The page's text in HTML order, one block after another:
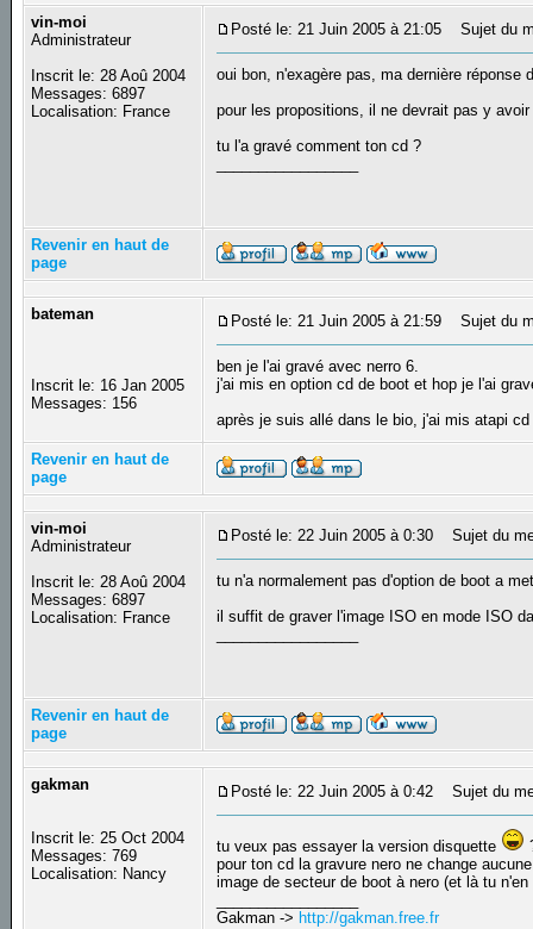
vin-moi
Administrateur
Inscrit le: 28 Aoû 2004
Messages: 6897
Localisation: France
Posté le: 21 Juin 2005 à 21:05 Sujet du
oui bon, n'exagère pas, ma dernière
pour les propositions, il ne devrait pas y
tu l'a gravé comment ton cd ?
Revenir en haut de
page
bateman
Inscrit le: 16 Jan 2005
Messages: 156
Posté le: 21 Juin 2005 à 21:59 Sujet du
ben je l'ai gravé avec nerro 6.
j'ai mis en option cd de boot et hop je l'ai
après je suis allé dans le bio, j'ai mis atapi
Revenir en haut de
page
vin-moi
Administrateur
Inscrit le: 28 Aoû 2004
Messages: 6897
Localisation: France
Posté le: 22 Juin 2005 à 0:30 Sujet du
tu n'a normalement pas d'option de boot a
il suffit de graver l'image ISO en mode ISO
Revenir en haut de
page
gakman
Inscrit le: 25 Oct 2004
Messages: 769
Localisation: Nancy
Posté le: 22 Juin 2005 à 0:42 Sujet du
tu veux pas essayer la version disquette
pour ton cd la gravure nero ne change
image de secteur de boot à nero (et là tu
Gakman -> http://gakman.free.fr